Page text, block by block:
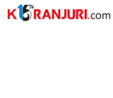
Lewati
ke